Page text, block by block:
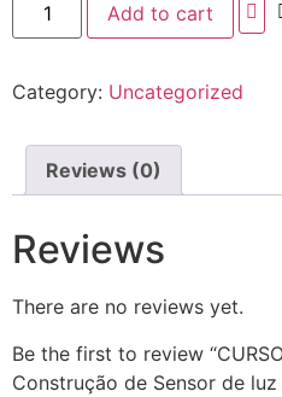
Add to cart
Category: Uncategorized
Reviews (0)
Reviews
There are no reviews yet.
Be the first to review
Construção de Sensor de luz